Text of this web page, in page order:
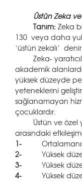
Üstün Zeka
Tanım: Zeka
130 veya daha
‘üstün zekalı’
Zeka-
akademik
yüksek düzeyde
yeteneklerini
sağlanamayan
çocuklardır.
Üstün ve özel
arasındaki
1-
2- Yüksek
3- Yüksek
4- Yüksek